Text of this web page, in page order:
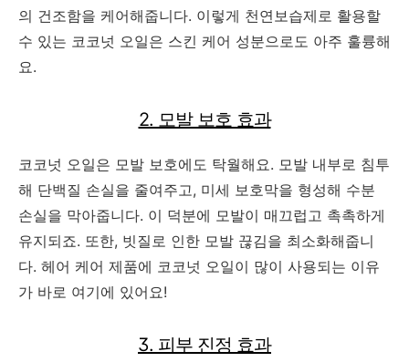
의 건조함을 케어해줍니다. 이렇게 천연보습제로 활용할
수 있는 코코넛 오일은 스킨 케어 성분으로도 아주 훌륭해
요.
2. 모발 보호 효과
코코넛 오일은 모발 보호에도 탁월해요. 모발 내부로 침투
해 단백질 손실을 줄여주고, 미세 보호막을 형성해 수분
손실을 막아줍니다. 이 덕분에 모발이 매끄럽고 촉촉하게
유지되죠. 또한, 빗질로 인한 모발 끊김을 최소화해줍니
다. 헤어 케어 제품에 코코넛 오일이 많이 사용되는 이유
가 바로 여기에 있어요!
3. 피부 진정 효과